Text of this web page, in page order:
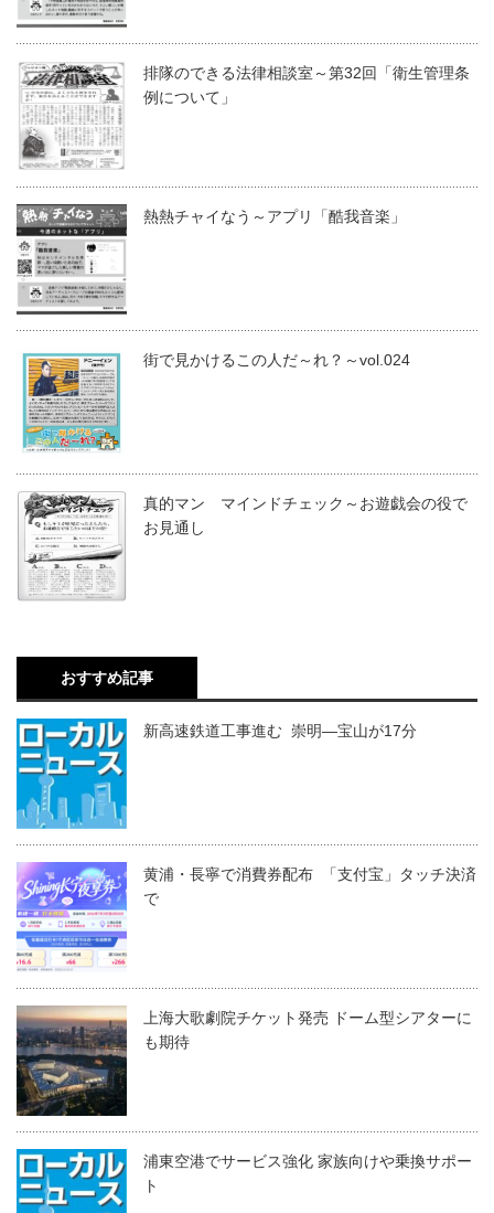
排隊のできる法律相談室～第32回「衛生管理条
例について」
熱熱チャイなう～アプリ「酷我音楽」
街で見かけるこの人だ～れ？～vol.024
真的マン マインドチェック～お遊戯会の役で
お見通し
おすすめ記事
新高速鉄道工事進む 崇明―宝山が17分
黄浦・長寧で消費券配布 「支付宝」タッチ決済
で
上海大歌劇院チケット発売 ドーム型シアターに
も期待
浦東空港でサービス強化 家族向けや乗換サポー
ト